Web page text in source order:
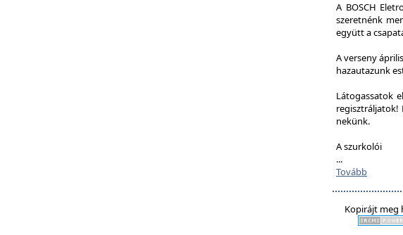
A BOSCH
szeretnénk
együtt a
A verseny
hazautazunk
Látogassatok
regisztráljatok!
nekünk.
A szurkolói
...
Tovább
Kopirájt meg